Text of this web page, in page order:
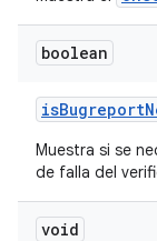
boolean
isBugreport
Muestra si se
de falla del
void